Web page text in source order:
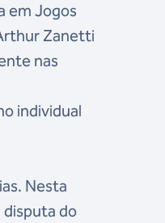
em Jogos
Zanetti
nas
individual
Nesta
disputa do